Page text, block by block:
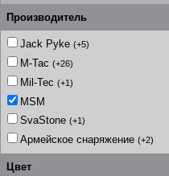
Производитель
Jack Pyke (+5)
M-Tac (+26)
Mil-Tec (+1)
MSM
SvaStone (+1)
Армейское снаряжение (+2)
Цвет